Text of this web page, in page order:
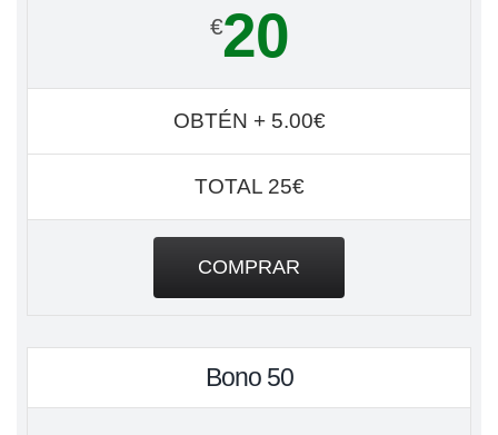
€20
OBTÉN + 5.00€
TOTAL 25€
COMPRAR
Bono 50